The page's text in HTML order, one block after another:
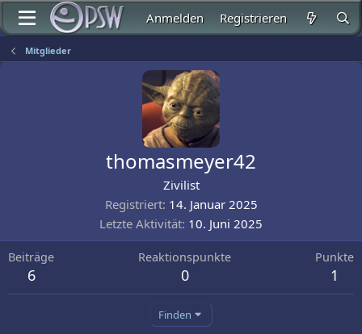
Anmelden Registrieren
Mitglieder
thomasmeyer42
Zivilist
Registriert 14. Januar 2025
Letzte Aktivität 10. Juni 2025
Beiträge
6
Reaktionspunkte
0
Punkte
1
Finden